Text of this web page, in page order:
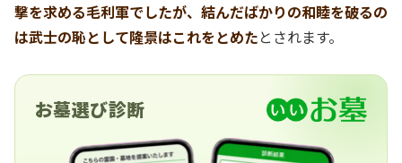
撃を求める毛利軍でしたが、結んだばかりの和睦を破るの
は武士の恥として隆景はこれをとめたとされます。
お墓選び診断